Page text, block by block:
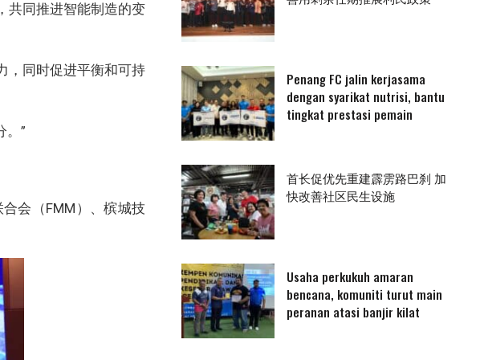
共同推进智能制造的变
，同时促进平衡和可持
。”
会（FMM）、槟城技
Penang FC jalin kerjasama
dengan syarikat nutrisi, bantu
tingkat prestasi pemain
首长促优先重建霹雳路巴刹 加
快改善社区民生设施
Usaha perkukuh amaran
bencana, komuniti turut main
peranan atasi banjir kilat